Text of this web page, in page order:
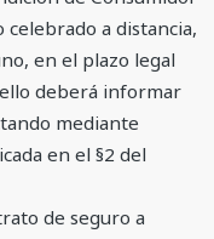
a distancia,
en el plazo legal
deberá informar
mediante
en el §2 del
de seguro a